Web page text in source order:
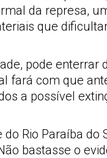
da represa,
que
pode enterrar
fará com que
a possível
Rio Paraíba do
bastasse o